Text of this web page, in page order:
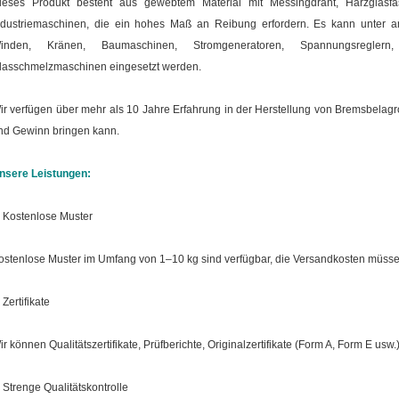
Produkt besteht aus gewebtem Material mit Messingdraht,
die ein hohes Maß an Reibung erfordern. Es kann unter
Kränen, Baumaschinen, Stromgeneratoren,
eingesetzt werden.
verfügen über mehr als 10 Jahre Erfahrung in der Herstellung von
Gewinn bringen kann.
Leistungen:
Kostenlose Muster
Muster im Umfang von 1–10 kg sind verfügbar, die Versandkosten
Zertifikate
können Qualitätszertifikate, Prüfberichte, Originalzertifikate (Form A, Form E
Strenge Qualitätskontrolle